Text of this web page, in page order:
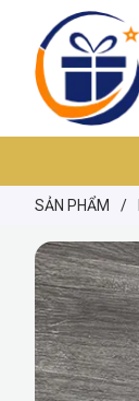
SẢN PHẨM /